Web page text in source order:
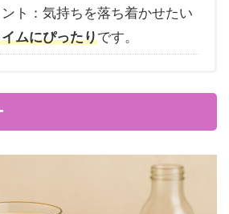
ト：気持ちを落ち着かせたい
ムにぴったりです。